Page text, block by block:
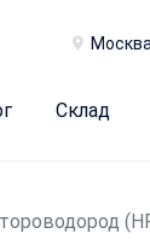
Склад